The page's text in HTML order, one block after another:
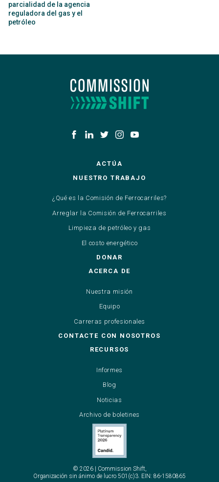
parcialidad de la agencia
reguladora del gas y el
petróleo
© 2026 Commission Shift,
Organización sin ánimo de lucro 501(c)3. EIN: 86-1580865
ACTÚA
NUESTRO TRABAJO
¿Qué es la Comisión de Ferrocarriles?
Arreglar la Comisión de Ferrocarriles
Limpieza de petróleo y gas
El costo energético
DONAR
ACERCA DE
Nuestra misión
Equipo
Carreras profesionales
CONTACTE CON NOSOTROS
RECURSOS
Informes
Blog
Noticias
Archivo de boletines